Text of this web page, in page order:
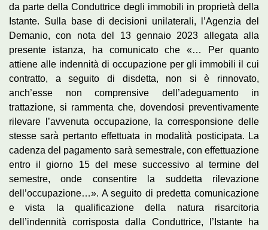
da parte della Conduttrice degli immobili in proprietà della
Istante. Sulla base di decisioni unilaterali, l’Agenzia del
Demanio, con nota del 13 gennaio 2023 allegata alla
presente istanza, ha comunicato che «… Per quanto
attiene alle indennità di occupazione per gli immobili il cui
contratto, a seguito di disdetta, non si è rinnovato,
anch’esse non comprensive dell’adeguamento in
trattazione, si rammenta che, dovendosi preventivamente
rilevare l’avvenuta occupazione, la corresponsione delle
stesse sarà pertanto effettuata in modalità posticipata. La
cadenza del pagamento sarà semestrale, con effettuazione
entro il giorno 15 del mese successivo al termine del
semestre, onde consentire la suddetta rilevazione
dell’occupazione…». A seguito di predetta comunicazione
e vista la qualificazione della natura risarcitoria
dell’indennità corrisposta dalla Conduttrice, l’Istante ha